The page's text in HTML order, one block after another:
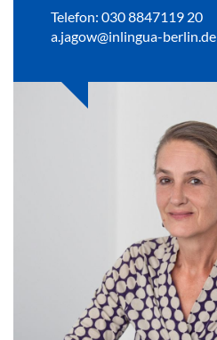
Telefon: 030 8847119 20
a.jagow@inlingua-berlin.de